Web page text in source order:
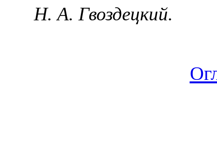
Н. А. Гвоздецкий.